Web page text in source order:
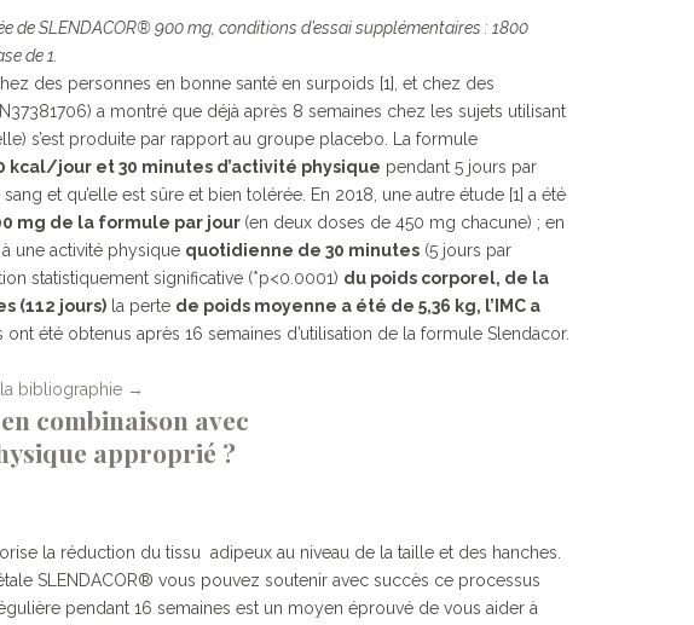
de SLENDACOR® 900 mg, conditions d’essai supplémentaires : 1800
de 1.
des personnes en bonne santé en surpoids [1], et chez des
a montré que déjà après 8 semaines chez les sujets utilisant
s’est produite par rapport au groupe placebo. La formule
jour et 30 minutes d’activité physique pendant 5 jours par
et qu’elle est sûre et bien tolérée. En 2018, une autre étude [1] a été
mg de la formule par jour (en deux doses de 450 mg chacune) ; en
une activité physique quotidienne de 30 minutes (5 jours par
statistiquement significative (*p<0.0001) du poids corporel, de la
(112 jours) la perte de poids moyenne a été de 5,36 kg, l’IMC a
été obtenus après 16 semaines d’utilisation de la formule Slendacor.
bibliographie →
combinaison avec
approprié ?
du tissu adipeux au niveau de la taille et des hanches.
SLENDACOR® vous pouvez soutenir avec succès ce processus
pendant 16 semaines est un moyen éprouvé de vous aider à